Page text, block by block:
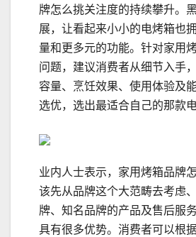
牌怎么挑关注度的持续攀升。
展，让看起来小小的电烤箱也
量和更多元的功能。针对家用
问题，建议消费者从细节入手
容量、烹饪效果、使用体验及
选优，选出最适合自己的那款电
业内人士表示，家用烤箱品牌
该先从品牌这个大范畴去考虑
牌、知名品牌的产品及售后服
具有很多优势。消费者可以根